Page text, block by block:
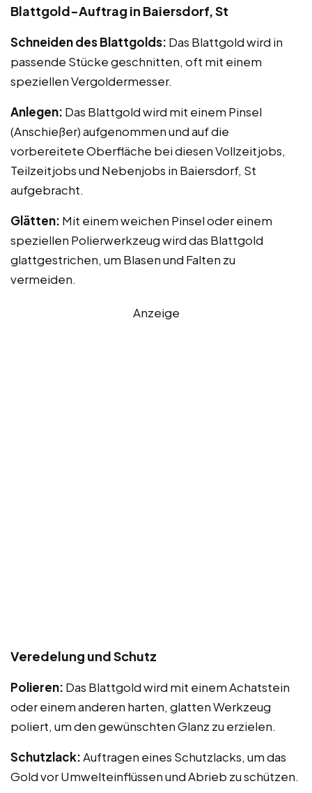
Blattgold-Auftrag in Baiersdorf, St
Schneiden des Blattgolds: Das Blattgold wird in
passende Stücke geschnitten, oft mit einem
speziellen Vergoldermesser.
Anlegen: Das Blattgold wird mit einem Pinsel
(Anschießer) aufgenommen und auf die
vorbereitete Oberfläche bei diesen Vollzeitjobs,
Teilzeitjobs und Nebenjobs in Baiersdorf, St
aufgebracht.
Glätten: Mit einem weichen Pinsel oder einem
speziellen Polierwerkzeug wird das Blattgold
glattgestrichen, um Blasen und Falten zu
vermeiden.
Anzeige
Veredelung und Schutz
Polieren: Das Blattgold wird mit einem Achatstein
oder einem anderen harten, glatten Werkzeug
poliert, um den gewünschten Glanz zu erzielen.
Schutzlack:Auftragen eines Schutzlacks, um das
Gold vor Umwelteinflüssen und Abrieb zu schützen.